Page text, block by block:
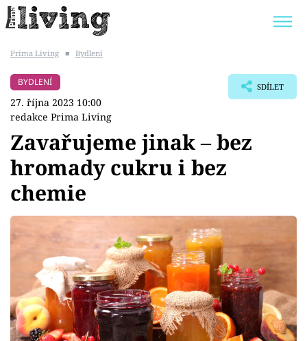
BYDLENÍ SLAVNÝCH
Témata
Bydlení
Zahrada
Design
Sledujte prima+
Prima Living ■ Bydlení
BYDLENÍ
27. října 2023 10:00
redakce Prima Living
SDÍLET
Zavařujeme jinak – bez
hromady cukru i bez
chemie